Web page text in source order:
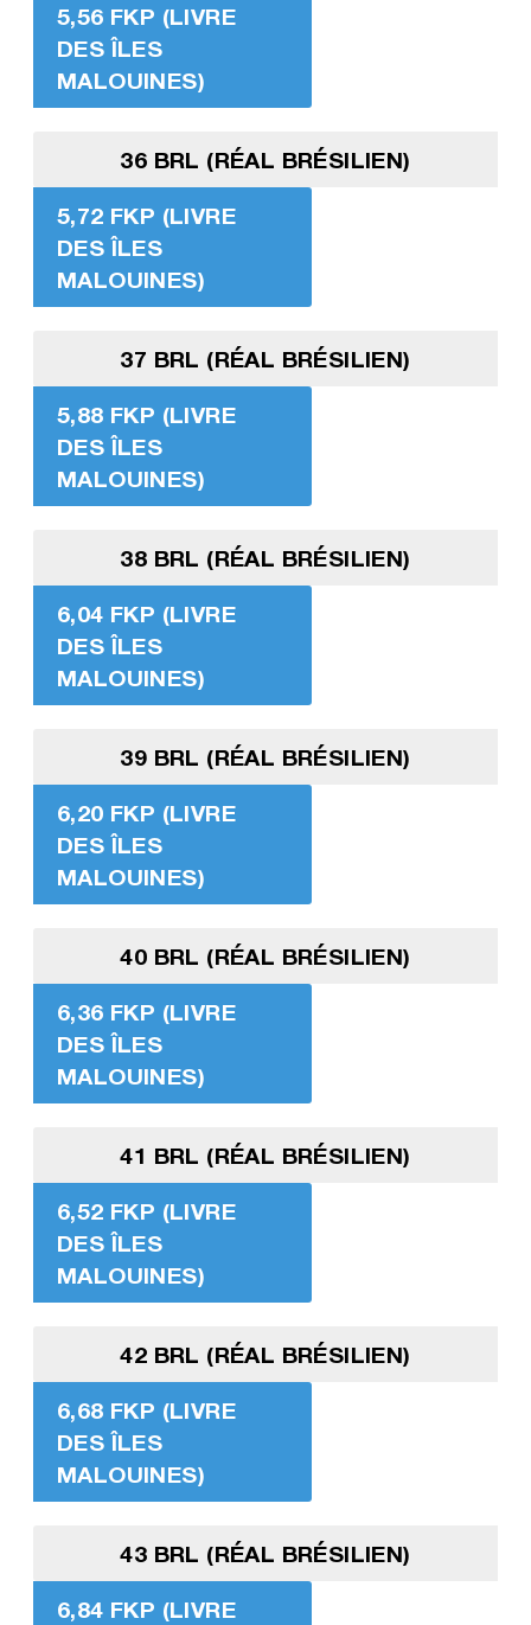
5,56 FKP (LIVRE
DES ÎLES
MALOUINES)
36 BRL (RÉAL BRÉSILIEN)
5,72 FKP (LIVRE
DES ÎLES
MALOUINES)
37 BRL (RÉAL BRÉSILIEN)
5,88 FKP (LIVRE
DES ÎLES
MALOUINES)
38 BRL (RÉAL BRÉSILIEN)
6,04 FKP (LIVRE
DES ÎLES
MALOUINES)
39 BRL (RÉAL BRÉSILIEN)
6,20 FKP (LIVRE
DES ÎLES
MALOUINES)
40 BRL (RÉAL BRÉSILIEN)
6,36 FKP (LIVRE
DES ÎLES
MALOUINES)
41 BRL (RÉAL BRÉSILIEN)
6,52 FKP (LIVRE
DES ÎLES
MALOUINES)
42 BRL (RÉAL BRÉSILIEN)
6,68 FKP (LIVRE
DES ÎLES
MALOUINES)
43 BRL (RÉAL BRÉSILIEN)
6,84 FKP (LIVRE